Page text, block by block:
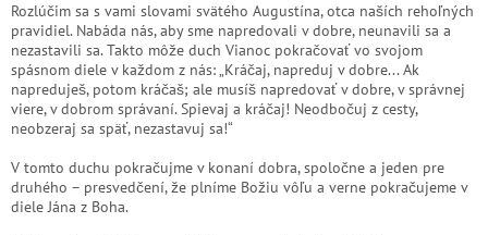
Rozlúčim sa s vami slovami svätého Augustína, otca naších rehoľných
pravidiel. Nabáda nás, aby sme napredovali v dobre, neunavili sa a
nezastavili sa. Takto môže duch Vianoc pokračovať vo svojom
spásnom diele v každom z nás: „Kráčaj, napreduj v dobre... Ak
napreduješ, potom kráčaš; ale musíš napredovať v dobre, v správnej
viere, v dobrom správaní. Spievaj a kráčaj! Neodbočuj z cesty,
neobzeraj sa späť, nezastavuj sa!“
V tomto duchu pokračujme v konaní dobra, spoločne a jeden pre
druhého – presvedčení, že plníme Božiu vôľu a verne pokračujeme v
diele Jána z Boha.